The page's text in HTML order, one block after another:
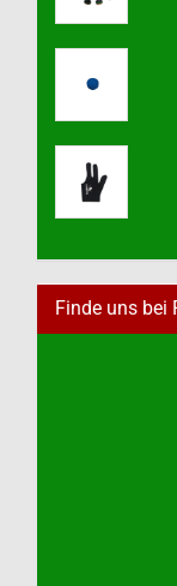
Finde uns bei